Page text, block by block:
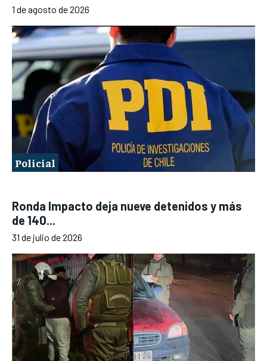
1 de agosto de 2026
Policial
Ronda Impacto deja nueve detenidos y más
de 140...
31 de julio de 2026